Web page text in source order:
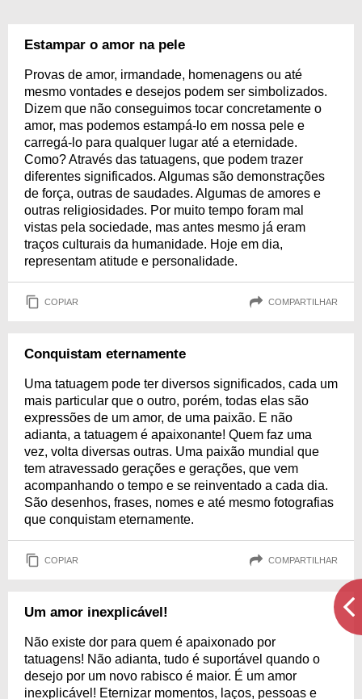
Estampar o amor na pele
Provas de amor, irmandade, homenagens ou até
mesmo vontades e desejos podem ser simbolizados.
Dizem que não conseguimos tocar concretamente o
amor, mas podemos estampá-lo em nossa pele e
carregá-lo para qualquer lugar até a eternidade.
Como? Através das tatuagens, que podem trazer
diferentes significados. Algumas são demonstrações
de força, outras de saudades. Algumas de amores e
outras religiosidades. Por muito tempo foram mal
vistas pela sociedade, mas antes mesmo já eram
traços culturais da humanidade. Hoje em dia,
representam atitude e personalidade.
COPIAR COMPARTILHAR
Conquistam eternamente
Uma tatuagem pode ter diversos significados, cada um
mais particular que o outro, porém, todas elas são
expressões de um amor, de uma paixão. E não
adianta, a tatuagem é apaixonante! Quem faz uma
vez, volta diversas outras. Uma paixão mundial que
tem atravessado gerações e gerações, que vem
acompanhando o tempo e se reinventado a cada dia.
São desenhos, frases, nomes e até mesmo fotografias
que conquistam eternamente.
COPIAR COMPARTILHAR
Um amor inexplicável!
Não existe dor para quem é apaixonado por
tatuagens! Não adianta, tudo é suportável quando o
desejo por um novo rabisco é maior. É um amor
inexplicável! Eternizar momentos, laços, pessoas e